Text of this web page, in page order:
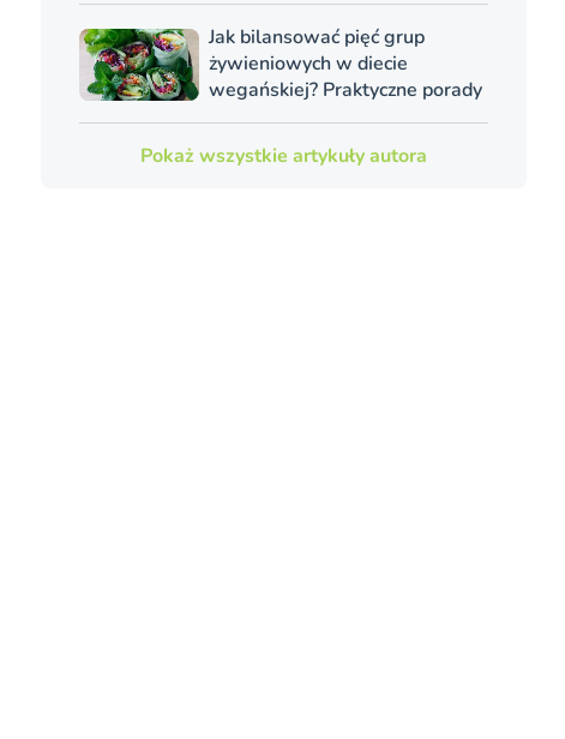
Jak bilansować pięć grup
żywieniowych w diecie
wegańskiej? Praktyczne porady
Pokaż wszystkie artykuły autora